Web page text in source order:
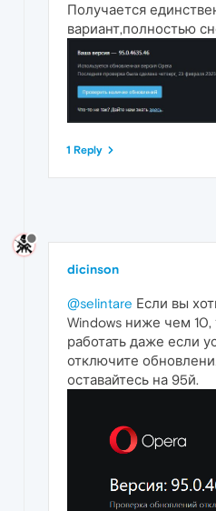
Получается
вариант,полностью
1 Reply
dicinson
@selintare Если вы
Windows ниже чем 10,
работать даже если
отключите
оставайтесь на 95й.